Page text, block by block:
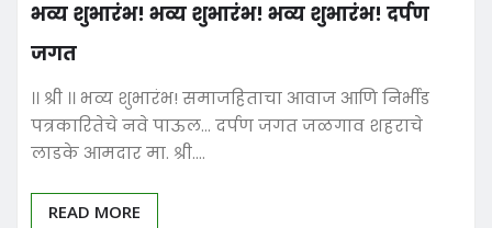
भव्य शुभारंभ! भव्य शुभारंभ! भव्य शुभारंभ! दर्पण
जगत
।। श्री ।। भव्य शुभारंभ! समाजहिताचा आवाज आणि निर्भीड
पत्रकारितेचे नवे पाऊल… दर्पण जगत जळगाव शहराचे
लाडके आमदार मा. श्री.…
READ MORE